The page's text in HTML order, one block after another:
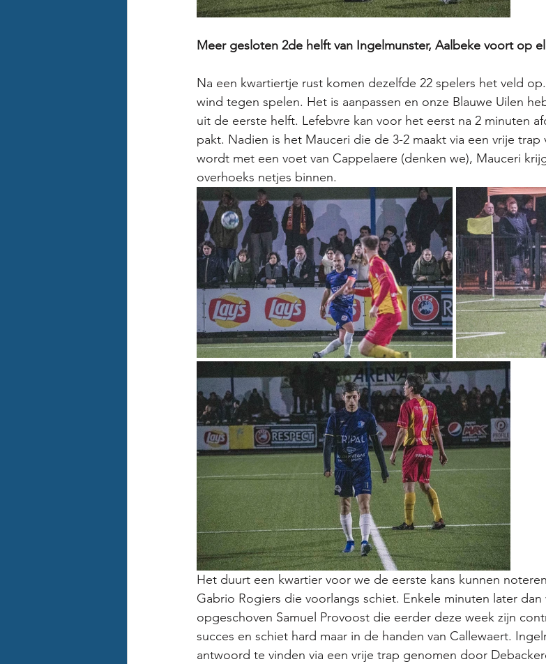
Meer gesloten 2de helft van Ingelmunster, Aalbeke voort op
Na een kwartiertje rust komen dezelfde 22 spelers het veld
wind tegen spelen. Het is aanpassen en onze Blauwe Uilen
uit de eerste helft. Lefebvre kan voor het eerst na 2 minuten
pakt. Nadien is het Mauceri die de 3-2 maakt via een vrije
wordt met een voet van Cappelaere (denken we), Mauceri
overhoeks netjes binnen.
Het duurt een kwartier voor we de eerste kans kunnen
Gabrio Rogiers die voorlangs schiet. Enkele minuten later
opgeschoven Samuel Provoost die eerder deze week zijn
succes en schiet hard maar in de handen van Callewaert.
antwoord te vinden via een vrije trap genomen door